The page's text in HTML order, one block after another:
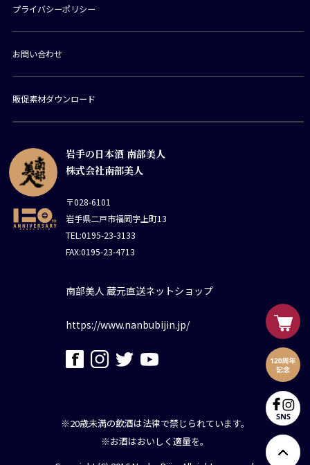
岩手の日本酒 南部美人
株式会社南部美人
〒028-6101
岩手県二戸市福岡字上町13
TEL:0195-23-3133
FAX:0195-23-4713
南部美人 蔵元直送ネットショップ
https://www.nanbubijin.jp/
プライバシーポリシー
お問い合わせ
販促素材ダウンロード
※20歳未満の飲酒は法律で禁じられています。
※お酒はおいしく適量を。